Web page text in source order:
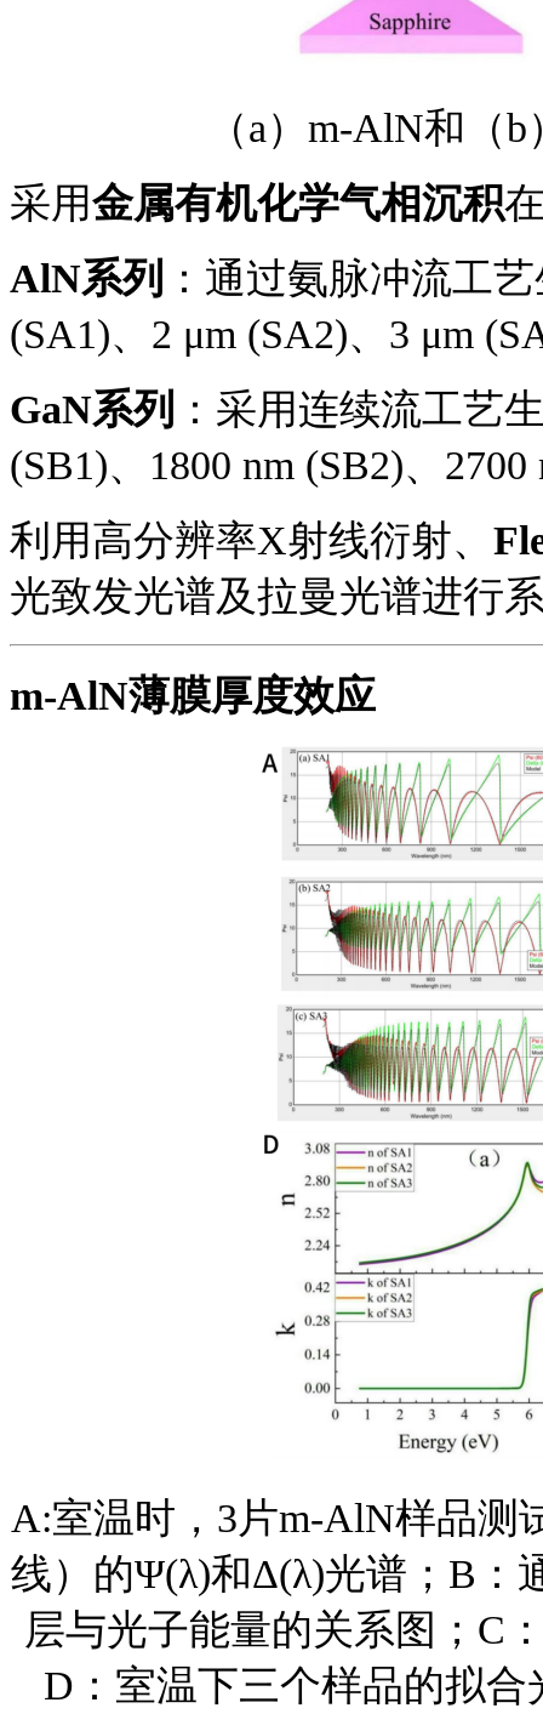
（a）m-AlN和（b
采用金属有机化学气相沉积
AlN系列 ：通过氨脉冲流工
(SA1)、2 μm (SA2)、3 μm
GaN系列 ：采用连续流工艺
(SB1)、1800 nm (SB2)、2700
利用高分辨率X射线衍射、
光致发光谱及拉曼光谱进行
m-AlN薄膜厚度效应
A:室温时，3片m-AlN样品测
线）的Ψ(λ)和Δ(λ)光谱；B：
层与光子能量的关系图；C
D：室温下三个样品的拟